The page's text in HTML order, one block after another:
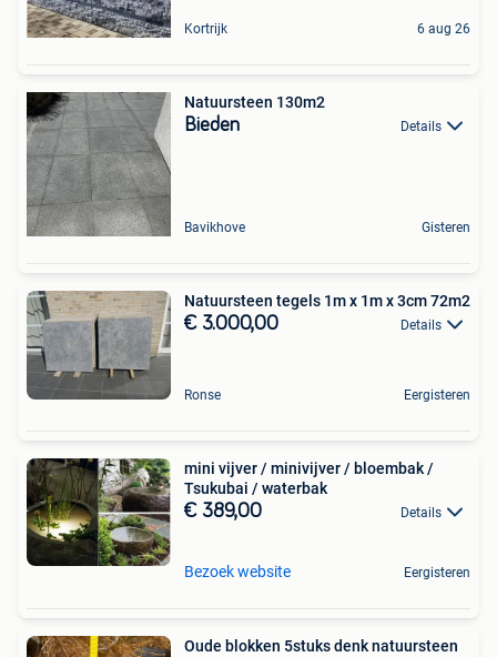
Kortrijk 6 aug 26
Natuursteen 130m2
Bieden Details
Bavikhove Gisteren
Natuursteen tegels 1m x 1m x 3cm 72m2
€ 3.000,00 Details
Ronse Eergisteren
mini vijver / minivijver / bloembak /
Tsukubai / waterbak
€ 389,00 Details
Bezoek website Eergisteren
Oude blokken 5stuks denk natuursteen